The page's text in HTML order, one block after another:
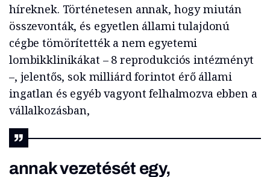
híreknek. Történetesen annak, hogy miután
összevonták, és egyetlen állami tulajdonú
cégbe tömörítették a nem egyetemi
lombikklinikákat – 8 reprodukciós intézményt
–, jelentős, sok milliárd forintot érő állami
ingatlan és egyéb vagyont felhalmozva ebben a
vállalkozásban,
annak vezetését egy,